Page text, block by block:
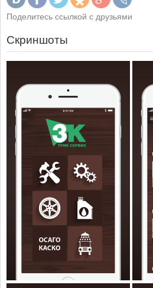
Поделитесь ссылкой с друзьями
Скриншоты